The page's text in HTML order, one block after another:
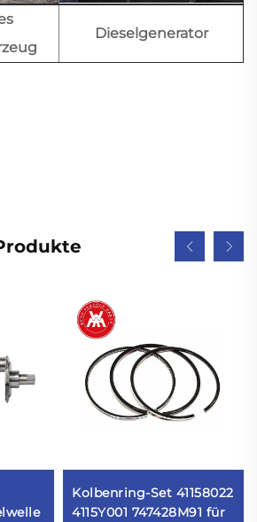
Dieselgenerator
Kolbenring-Set 41158022
4115Y001 747428M91 für